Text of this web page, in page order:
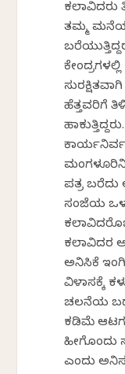
ಕಲಾವಿದರು
ತಮ್ಮ
ಹೆತ್ತವರಿಗೆ
ಪತ್ರ
ಸಂಜೆಯ
ಕಲಾವಿದರ
ಅನಿಸಿಕೆ
ವಿಳಾಸಕ್ಕೆ
ಚಲನೆಯ
ಕಡಿಮೆ
ಹೀಗೊಂದು
ಎಂದು